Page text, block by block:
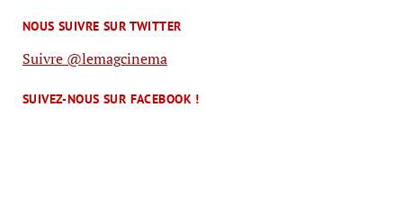
NOUS SUIVRE SUR TWITTER
Suivre @lemagcinema
SUIVEZ-NOUS SUR FACEBOOK !